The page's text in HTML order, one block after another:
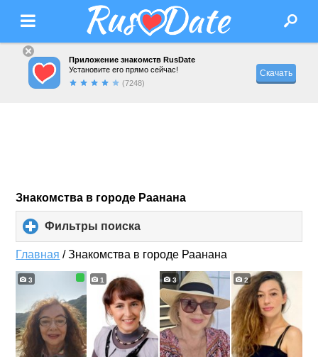
Приложение знакомств RusDate
Установите его прямо сейчас!
(7248)
Скачать
Знакомства в городе Раанана
Фильтры поиска
to
expand
contents
Главная /Знакомства в городе Раанана
3 1 3 2